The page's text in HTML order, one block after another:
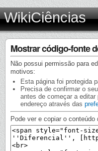
WikiCiências
Mostrar código-fonte
Não possui permissão para
motivos:
Esta página foi protegida
Precisa de confirmar o
antes de começar a
endereço através das
Pode ver e copiar o conteúdo